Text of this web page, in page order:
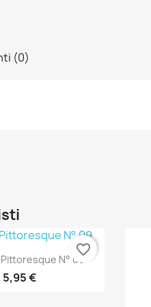
(0)
Anteprima
Pittoresque N° 09
5,95 €
favorite_border